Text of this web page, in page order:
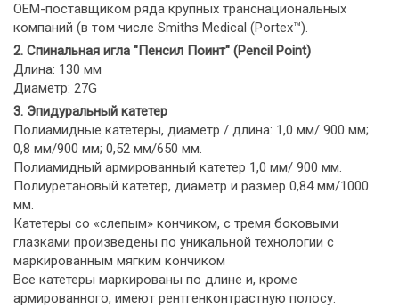
OEM-поставщиком ряда крупных транснациональных
компаний (в том числе Smiths Medical (Portex™).
2. Спинальная игла "Пенсил Поинт" (Pencil Point)
Длина: 130 мм
Диаметр: 27G
3. Эпидуральный катетер
Полиамидные катетеры, диаметр / длина: 1,0 мм/ 900 мм;
0,8 мм/900 мм; 0,52 мм/650 мм.
Полиамидный армированный катетер 1,0 мм/ 900 мм.
Полиуретановый катетер, диаметр и размер 0,84 мм/1000
мм.
Катетеры со «слепым» кончиком, с тремя боковыми
глазками произведены по уникальной технологии с
маркированным мягким кончиком
Все катетеры маркированы по длине и, кроме
армированного, имеют рентгенконтрастную полосу.